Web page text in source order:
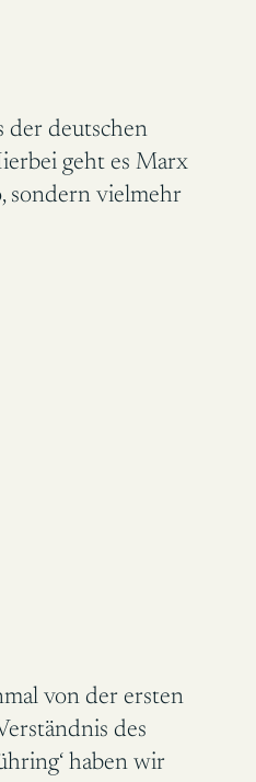
der deutschen
geht es Marx
sondern vielmehr
von der ersten
des
haben wir